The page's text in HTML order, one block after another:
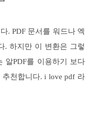
. PDF 문서를 워드나 엑
. 하지만 이 변환은 그렇
알PDF를 이용하기 보다
천합니다. i love pdf 라